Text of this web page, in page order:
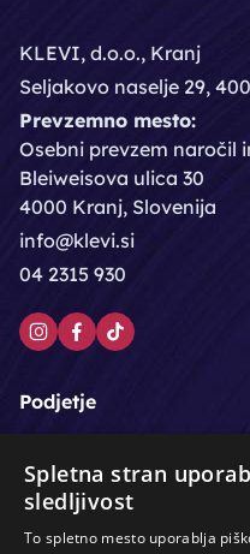
KLEVI, d.o.o., Kranj
Seljakovo naselje 29,
Prevzemno mesto:
Osebni prevzem naročil
Bleiweisova ulica 30
4000 Kranj, Slovenija
info@klevi.si
04 2315 930
Podjetje
Moj račun
Podpora strankam
Spletna stran
sledljivost
To spletno mesto uporablja